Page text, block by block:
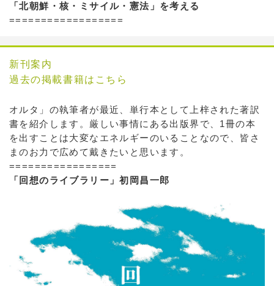
「北朝鮮・核・ミサイル・憲法」を考える
==================
新刊案内
過去の掲載書籍はこちら
オルタ」の執筆者が最近、単行本として上梓された著訳
書を紹介します。厳しい事情にある出版界で、1冊の本
を出すことは大変なエネルギーのいることなので、皆さ
まのお力で広めて戴きたいと思います。
=================
「回想のライブラリー」初岡昌一郎